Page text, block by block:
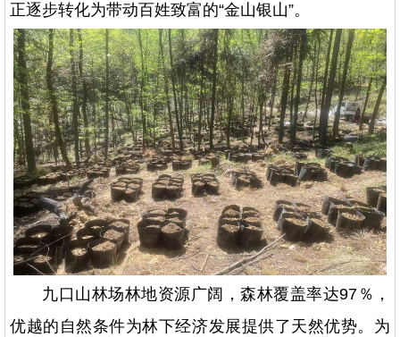
正逐步转化为带动百姓致富的“金山银山”。
九口山林场林地资源广阔，森林覆盖率达97％，
优越的自然条件为林下经济发展提供了天然优势。为